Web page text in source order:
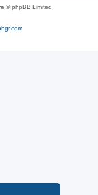
© phpBB Limited